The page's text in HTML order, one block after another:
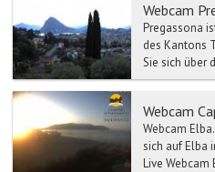
Webcam
Pregassona
des Kantons
Sie sich über
Wett...
Webcam
Webcam
sich auf Elba
Live Webcam